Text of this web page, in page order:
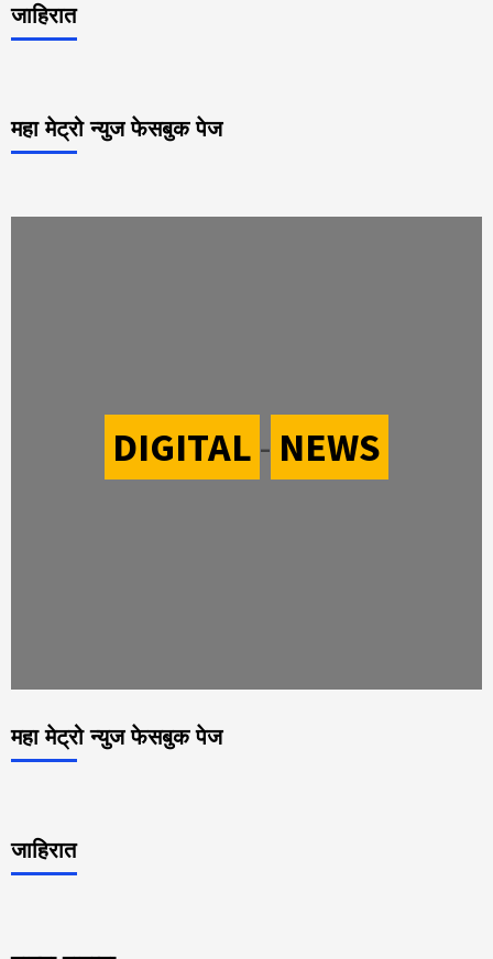
जाहिरात
महा मेट्रो न्युज फेसबुक पेज
DIGITAL - NEWS
महा मेट्रो न्युज फेसबुक पेज
जाहिरात